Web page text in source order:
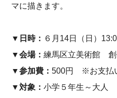
マに描きます。
▼日時： ６月14日（日）
▼会場：練馬区立美術館 創
▼参加費：500円 ※お支払
▼対象：小学５年生～大人